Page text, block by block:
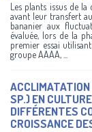
Les plants issus de
avant leur transfert
bananier aux
évaluée, lors de la
premier essai
groupe AAAA, ...
SP.) EN
DIFFÉRENTES
CROISSANCE